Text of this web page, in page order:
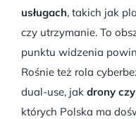
usługach, takich jak
czy utrzymanie. To
punktu widzenia
Rośnie też rola
dual-use, jak drony
których Polska ma